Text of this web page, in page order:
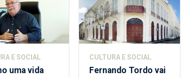
E SOCIAL
uma vida
CULTURA E SOCIAL
Fernando Tordo vai